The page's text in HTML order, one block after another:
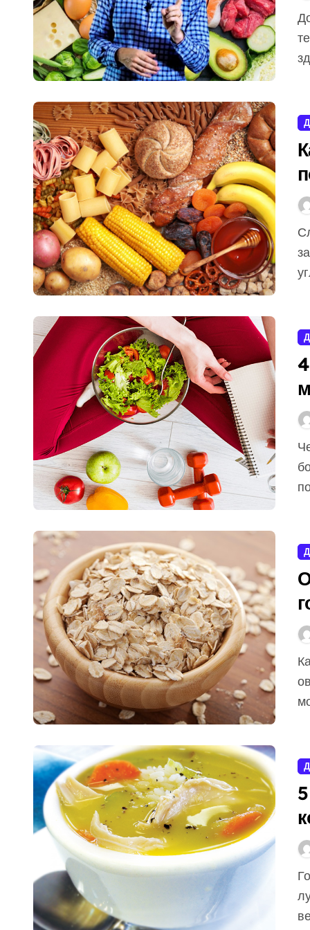
Доктор Эрик Берг — известный мануальный
Слухи о том, что углеводы способствуют похудению,
Чем меньше жировая прослойка в организме, тем
Казалось бы, нет ничего проще, чем приготовить
Горячий, ароматный и невероятно вкусный суп —